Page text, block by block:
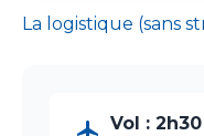
La logistique (sans
Vol : 2h30